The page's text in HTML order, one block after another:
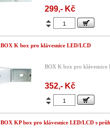
299,- Kč
BOX K box pro klávesnice LED/LCD
BOX K box pro
352,- Kč
BOX KP box pro klávesnice LED/LCD s